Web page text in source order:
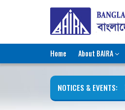
Home About BAIRA
NOTICES & EVENTS: